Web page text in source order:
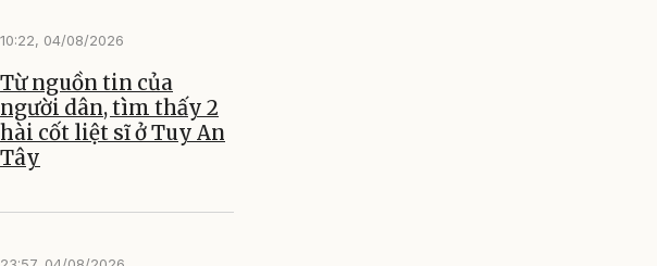
10:22, 04/08/2026
Từ nguồn tin của
người dân, tìm thấy 2
hài cốt liệt sĩ ở Tuy An
Tây